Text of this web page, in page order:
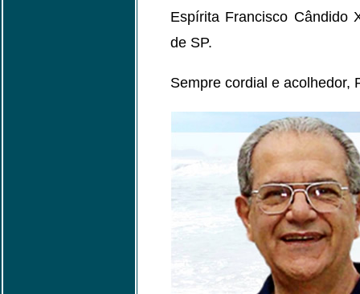
Espírita Francisco Cândido
de SP.
Sempre cordial e acolhedor,